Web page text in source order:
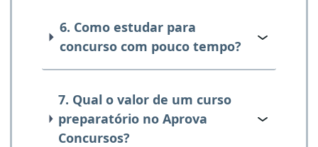
6. Como estudar para
concurso com pouco tempo?
7. Qual o valor de um curso
preparatório no Aprova
Concursos?